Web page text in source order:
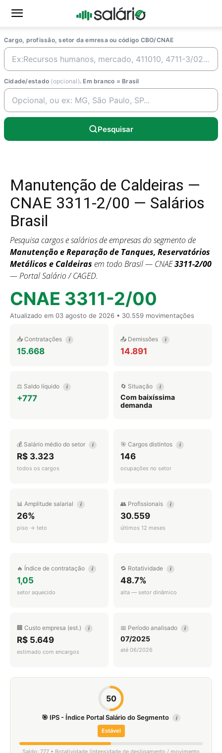
Cargo, profissão, setor da emresa ou código CBO/CNAE
Cidade/estado (opcional). Em branco = Brasil
Pesquisar
Manutenção de Caldeiras —
CNAE 3311-2/00 — Salários
Brasil
Pesquisa cargos e salários de empresas do segmento de
Manutenção e Reparação de Tanques, Reservatórios
Metálicos e Caldeiras em todo Brasil — CNAE3311-2/00
— Portal Salário / CAGED.
CNAE 3311-2/00
Atualizado em 03 agosto de 2026 • 30.559 movimentações
📥 Contratações i
15.668
📤 Demissões i
14.891
⚖️ Saldo líquido i
+777
🔄 Situação i
Com baixíssima
demanda
💰 Salário médio do setor i
R$ 3.323
todos os cargos
🎯 Cargos distintos i
146
ocupações no setor
📊 Amplitude salarial i
26%
piso → teto
👥 Profissionais i
30.559
últimos 12 meses
🔥 Índice de contratação i
1,05
setor aquecido
🔁 Rotatividade i
48.7%
alta — setor dinâmico
🏢 Custo empresa (est.) i
R$ 5.649
estimado com encargos
📅 Período analisado i
07/2025
até 06/2026
50
🎯 IPS - Índice Portal Salário do Segmento i
Estável
Saldo: 777 • Rotatividade (intensidade de desligamento / movimento